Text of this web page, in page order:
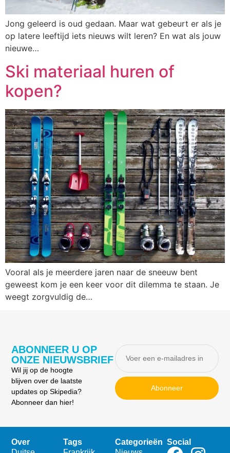
Jong geleerd is oud gedaan. Maar wat gebeurt er als je
op latere leeftijd iets nieuws wilt leren? En wat als jouw
nieuwe…
Ski materiaal huren of
kopen?
Vooral als je meerdere jaren naar de sneeuw bent
geweest kom je een keer voor dit dilemma te staan. Je
weegt zorgvuldig de…
ABONNEER U OP
ONZE NIEUWSBRIEF
Wil jij op de hoogte
blijven over de laatste
updates op Skipedia?
Abonneer dan hier!
Abonneer
Over
Tags
Categorieën Social